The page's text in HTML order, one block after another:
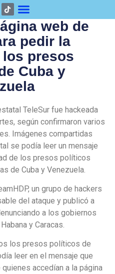
web de
pedir la
presos
Cuba y
TeleSur fue hackeada
según confirmaron varios
Imágenes compartidas
se podía leer un mensaje
de los presos políticos
de Cuba y Venezuela.
un grupo de hackers
del ataque y publicó a
a los gobiernos
y Caracas.
los presos políticos de
leer en el mensaje que
accedían a la página